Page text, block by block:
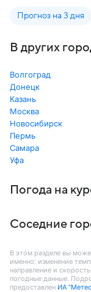
Прогноз на 3 дня
В других
Волгоград
Донецк
Казань
Москва
Новосибирск
Пермь
Самара
Уфа
Погода на
Соседние
В этом разделе вы
именно: изменение
направление и
погодные данные.
предоставлен ИА